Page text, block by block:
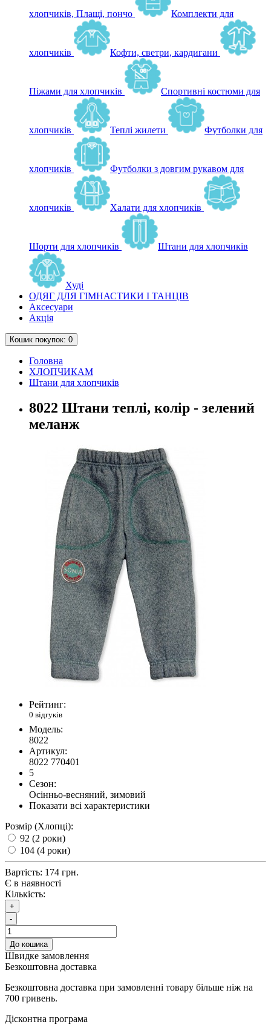
хлопчиків, Плащі, пончо Комплекти для
хлопчиків Кофти, светри, кардигани
Піжами для хлопчиків Спортивні костюми для
хлопчиків Теплі жилети Футболки для
хлопчиків Футболки з довгим рукавом для
хлопчиків Халати для хлопчиків
Шорти для хлопчиків Штани для хлопчиків
Худі
ОДЯГ ДЛЯ ГІМНАСТИКИ І ТАНЦІВ
Аксесуари
Акція
Кошик покупок: 0
Головна
ХЛОПЧИКАМ
Штани для хлопчиків
8022 Штани теплі, колір - зелений
меланж
Рейтинг:
0 відгуків
Модель:
8022
Артикул:
8022 770401
5
Сезон:
Осінньо-весняний, зимовий
Показати всі характеристики
Розмір (Хлопці):
92 (2 роки)
104 (4 роки)
Вартість: 174 грн.
Є в наявності
Кількість:
+
-
До кошика
Швидке замовлення
Безкоштовна доставка
Безкоштовна доставка при замовленні товару більше ніж на
700 гривень.
Дісконтна програма